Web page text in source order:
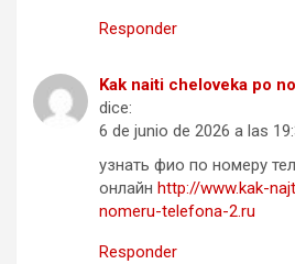
Responder
Kak naiti cheloveka po
dice:
6 de junio de 2026 a las
узнать фио по номеру
онлайн http://www.kak-
nomeru-telefona-2.ru
Responder